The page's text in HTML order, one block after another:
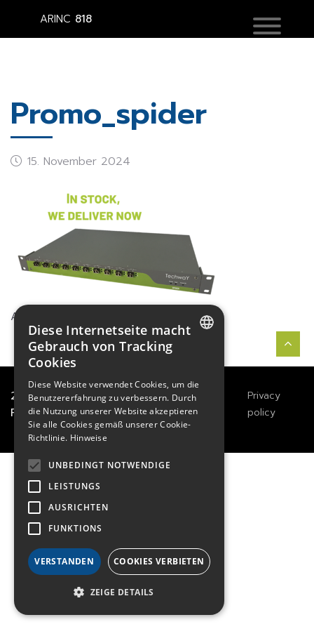
ARINC 818
Promo_spider
15. November 2024
ARINC-818 Switch Spider 2 On sale
2021TECHWAY&Great
River Technology
Legals
Notices
Privacy
policy
ENGLISH
GERMAN
Diese Internetseite macht
Gebrauch von Tracking
Cookies
Diese Website verwendet Cookies, um die
Benutzererfahrung zu verbessern. Durch
die Nutzung unserer Website akzeptieren
Sie alle Cookies gemäß unserer Cookie-
Richtlinie. Hinweise
UNBEDINGT NOTWENDIGE
LEISTUNGS
AUSRICHTEN
FUNKTIONS
VERSTANDEN COOKIES VERBIETEN
ZEIGE DETAILS